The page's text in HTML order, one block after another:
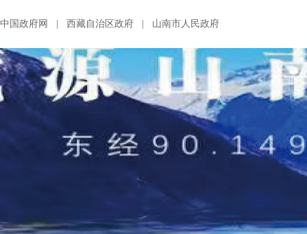
中国政府网 西藏自治区政府 山南市人民政府